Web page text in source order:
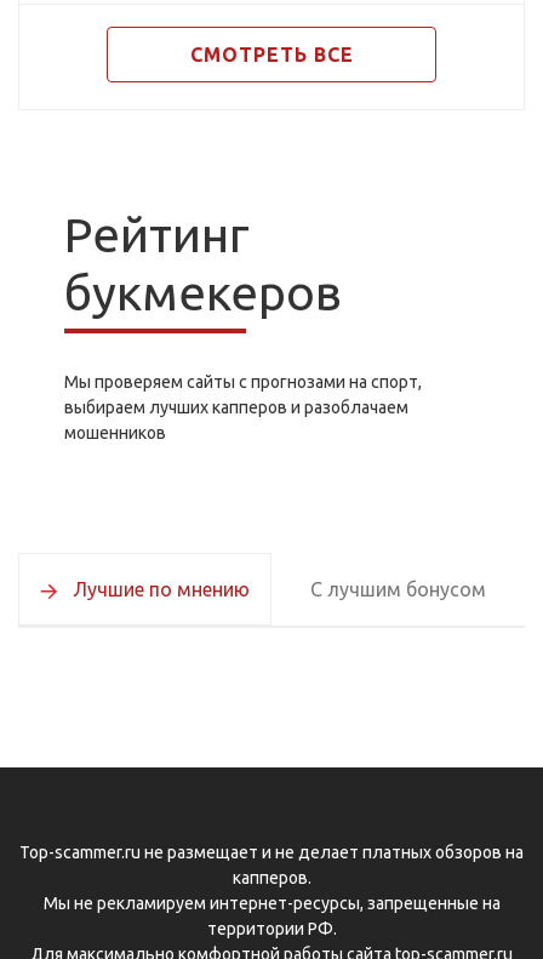
СМОТРЕТЬ ВСЕ
Рейтинг
букмекеров
Мы проверяем сайты с прогнозами на спорт,
выбираем лучших капперов и разоблачаем
мошенников
Лучшие по мнению С лучшим бонусом
Top-scammer.ru не размещает и не делает платных обзоров на
капперов.
Мы не рекламируем интернет-ресурсы, запрещенные на
территории РФ.
Для максимально комфортной работы сайта top-scammer.ru